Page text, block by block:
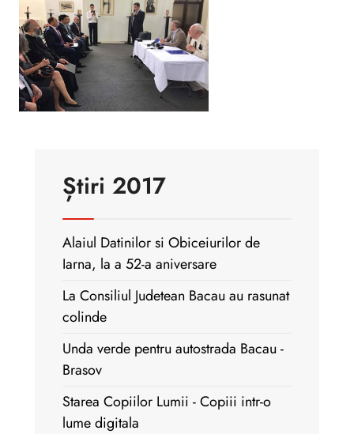
Știri 2017
Alaiul Datinilor si Obiceiurilor de
Iarna, la a 52-a aniversare
La Consiliul Judetean Bacau au rasunat
colinde
Unda verde pentru autostrada Bacau -
Brasov
Starea Copiilor Lumii - Copiii intr-o
lume digitala